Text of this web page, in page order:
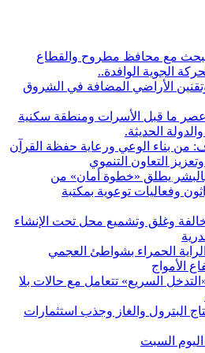
يبحث مع محافظ مطروح والقطاع
الجوية الوافدة..
وتقنين الأراضي المضافة في الشروق
عصر ما قبل الأسرات ومنطقة سكنية
الحديثة.
من بناء الوعي ورعاية حفظة القرآن
التعاون التنموي
بالبشر يطلق «خطوة أمان» من
وفعاليات توعوية بمكتبة
وغلق وتشميع محل تحت الإنشاء
الحمراء بشواطئ العجمي
الأمواج
«التدخل السريع» تتعامل مع حالات بلا
البترول والغاز وجذب استثمارات
السبت